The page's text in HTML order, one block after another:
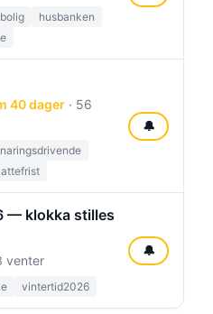
bolig
husbanken
40 dager· 56
naringsdrivende
🔔
— klokka stilles
venter
vintertid2026
🔔